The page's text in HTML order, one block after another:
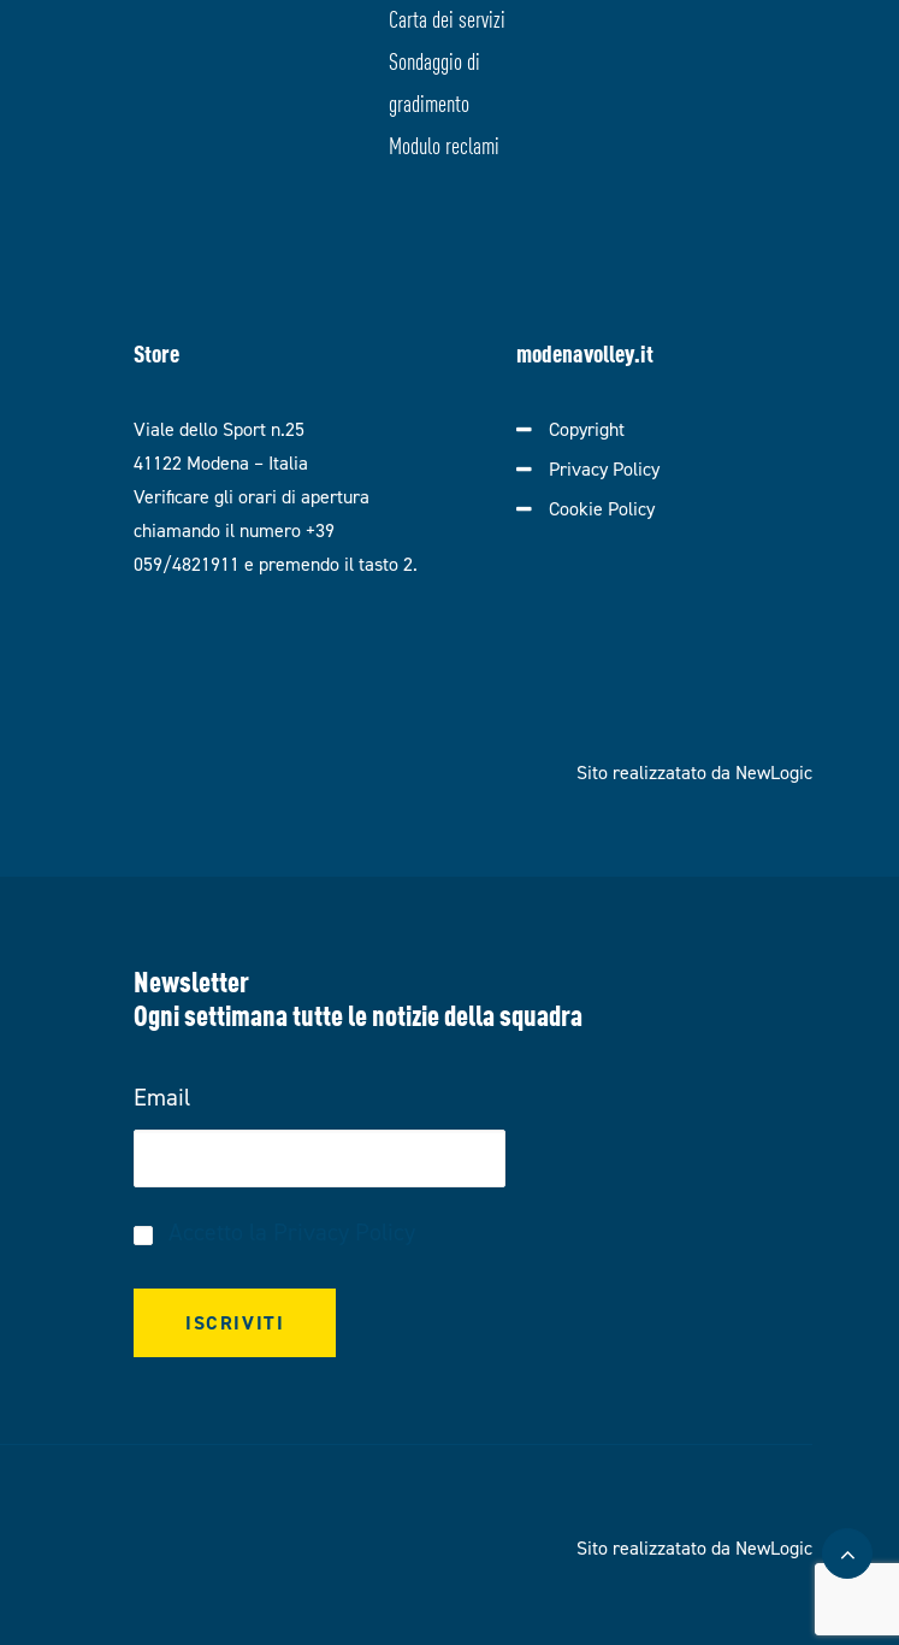
Carta dei servizi
Sondaggio di
gradimento
Modulo reclami
Store
Viale dello Sport n.25
41122 Modena – Italia
Verificare gli orari di apertura
chiamando il numero +39
059/4821911 e premendo il tasto 2.
modenavolley.it
Copyright
Privacy Policy
Cookie Policy
Sito realizzatato da NewLogic
Newsletter
Ogni settimana tutte le notizie della squadra
Email
Sito realizzatato da NewLogic